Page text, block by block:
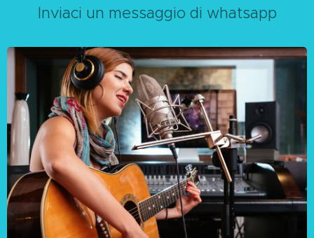
Inviaci un messaggio di whatsapp